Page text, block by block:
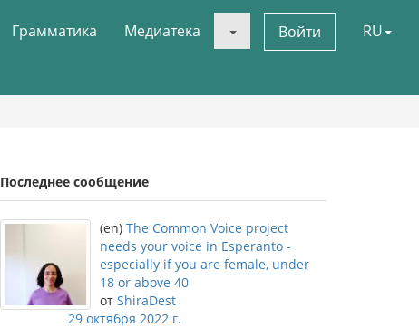
Грамматика Медиатека Войти RU
Последнее сообщение
(en) The Common Voice project
needs your voice in Esperanto -
especially if you are female, under
18 or above 40
от ShiraDest
29 октября 2022 г.